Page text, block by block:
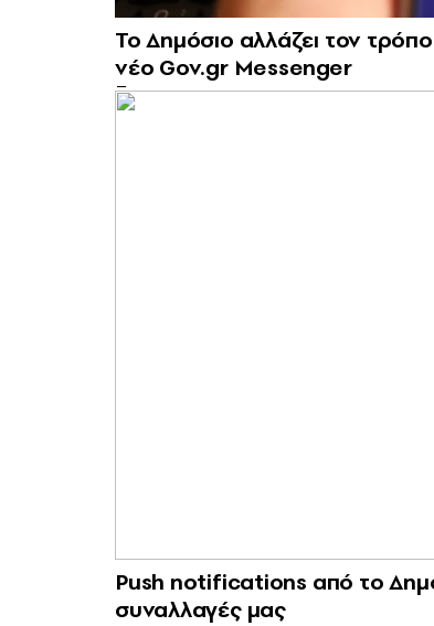
Το Δημόσιο αλλάζει τον
νέο Gov.gr Messenger
Push notifications από το
συναλλαγές μας